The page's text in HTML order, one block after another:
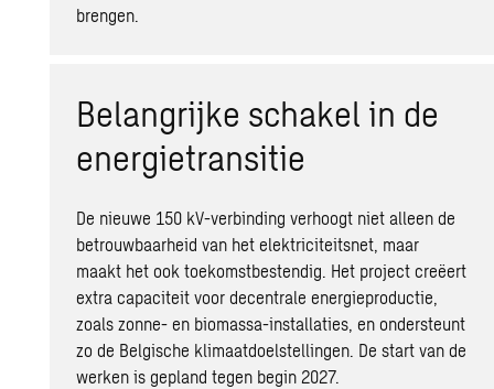
brengen.
Belangrijke schakel in de
energietransitie
De nieuwe 150 kV-verbinding verhoogt niet alleen de
betrouwbaarheid van het elektriciteitsnet, maar
maakt het ook toekomstbestendig. Het project creëert
extra capaciteit voor decentrale energieproductie,
zoals zonne- en biomassa-installaties, en ondersteunt
zo de Belgische klimaatdoelstellingen. De start van de
werken is gepland tegen begin 2027.